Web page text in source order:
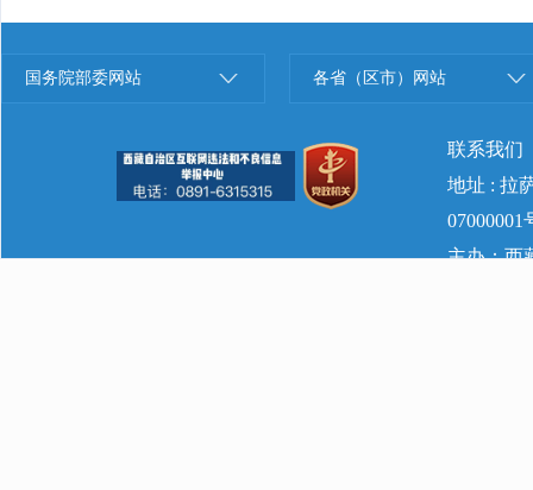
国务院部委网站 各省（区市）网站
联系我们
地址 : 拉
07000001
主办：西